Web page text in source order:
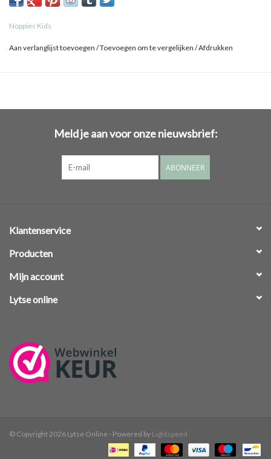
Noppies Kids
Aan verlanglijst toevoegen /Toevoegen om te vergelijken /Afdrukken
Meld je aan voor onze nieuwsbrief:
ABONNEER
Klantenservice
Producten
Mijn account
Lytse online
© Copyright 2026 Lytse Online - Powered by Lightspeed